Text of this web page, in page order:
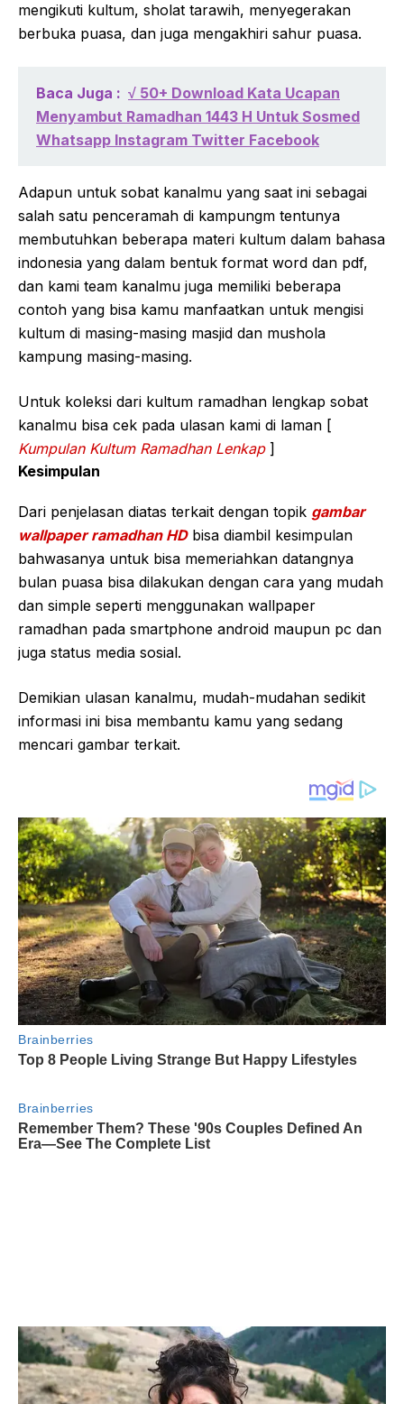
mengikuti kultum, sholat tarawih, menyegerakan
berbuka puasa, dan juga mengakhiri sahur puasa.
Baca Juga : √ 50+ Download Kata Ucapan
Menyambut Ramadhan 1443 H Untuk Sosmed
Whatsapp Instagram Twitter Facebook
Adapun untuk sobat kanalmu yang saat ini sebagai
salah satu penceramah di kampungm tentunya
membutuhkan beberapa materi kultum dalam bahasa
indonesia yang dalam bentuk format word dan pdf,
dan kami team kanalmu juga memiliki beberapa
contoh yang bisa kamu manfaatkan untuk mengisi
kultum di masing-masing masjid dan mushola
kampung masing-masing.
Untuk koleksi dari kultum ramadhan lengkap sobat
kanalmu bisa cek pada ulasan kami di laman [
Kumpulan Kultum Ramadhan Lenkap]
Kesimpulan
Dari penjelasan diatas terkait dengan topik gambar
wallpaper ramadhan HDbisa diambil kesimpulan
bahwasanya untuk bisa memeriahkan datangnya
bulan puasa bisa dilakukan dengan cara yang mudah
dan simple seperti menggunakan wallpaper
ramadhan pada smartphone android maupun pc dan
juga status media sosial.
Demikian ulasan kanalmu, mudah-mudahan sedikit
informasi ini bisa membantu kamu yang sedang
mencari gambar terkait.